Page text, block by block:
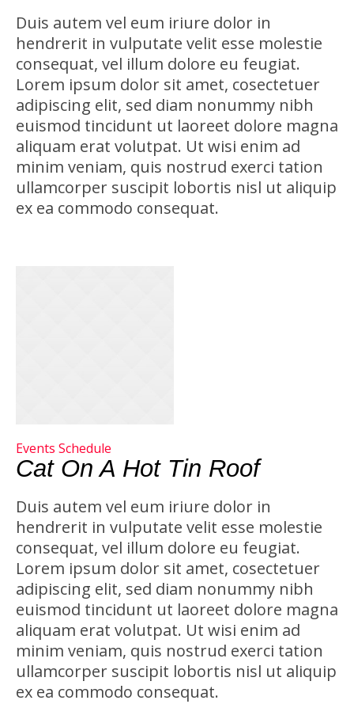
Duis autem vel eum iriure dolor in
hendrerit in vulputate velit esse molestie
consequat, vel illum dolore eu feugiat.
Lorem ipsum dolor sit amet, cosectetuer
adipiscing elit, sed diam nonummy nibh
euismod tincidunt ut laoreet dolore magna
aliquam erat volutpat. Ut wisi enim ad
minim veniam, quis nostrud exerci tation
ullamcorper suscipit lobortis nisl ut aliquip
ex ea commodo consequat.
Events Schedule
Cat On A Hot Tin Roof
Duis autem vel eum iriure dolor in
hendrerit in vulputate velit esse molestie
consequat, vel illum dolore eu feugiat.
Lorem ipsum dolor sit amet, cosectetuer
adipiscing elit, sed diam nonummy nibh
euismod tincidunt ut laoreet dolore magna
aliquam erat volutpat. Ut wisi enim ad
minim veniam, quis nostrud exerci tation
ullamcorper suscipit lobortis nisl ut aliquip
ex ea commodo consequat.